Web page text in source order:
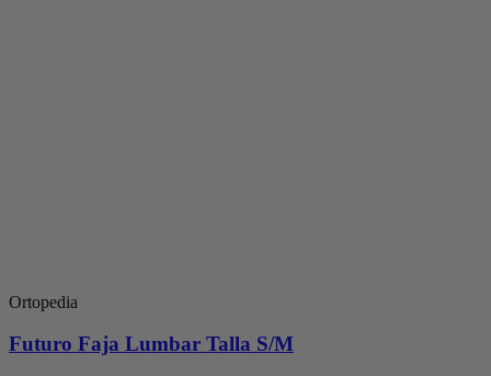
Ortopedia
Futuro Faja Lumbar Talla S/M